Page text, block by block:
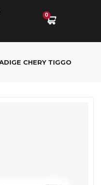
0
CHERY TIGGO